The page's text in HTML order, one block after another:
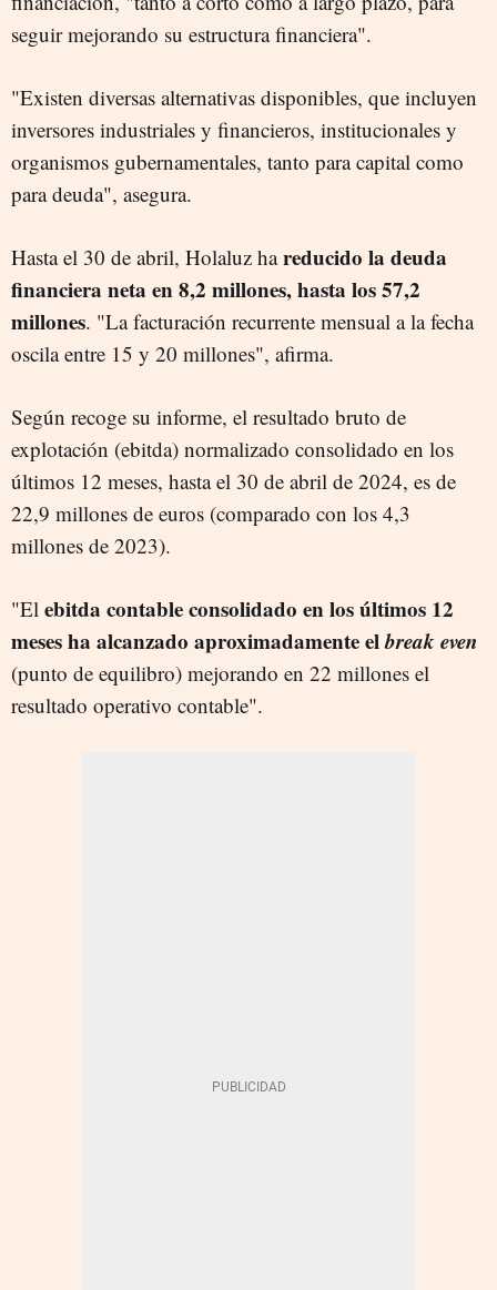
seguir mejorando su estructura financiera".
"Existen diversas alternativas disponibles, que incluyen
inversores industriales y financieros, institucionales y
organismos gubernamentales, tanto para capital como
para deuda", asegura.
Hasta el 30 de abril, Holaluz hareducido la deuda
financiera neta en 8,2 millones, hasta los 57,2
millones. "La facturación recurrente mensual a la fecha
oscila entre 15 y 20 millones", afirma.
Según recoge su informe, el resultado bruto de
explotación (ebitda) normalizado consolidado en los
últimos 12 meses, hasta el 30 de abril de 2024, es de
22,9 millones de euros (comparado con los 4,3
millones de 2023).
"El ebitda contable consolidado en los últimos 12
meses ha alcanzado aproximadamente elbreak even
(punto de equilibro) mejorando en 22 millones el
resultado operativo contable".